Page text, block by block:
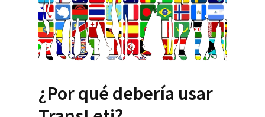
¿Por qué debería usar